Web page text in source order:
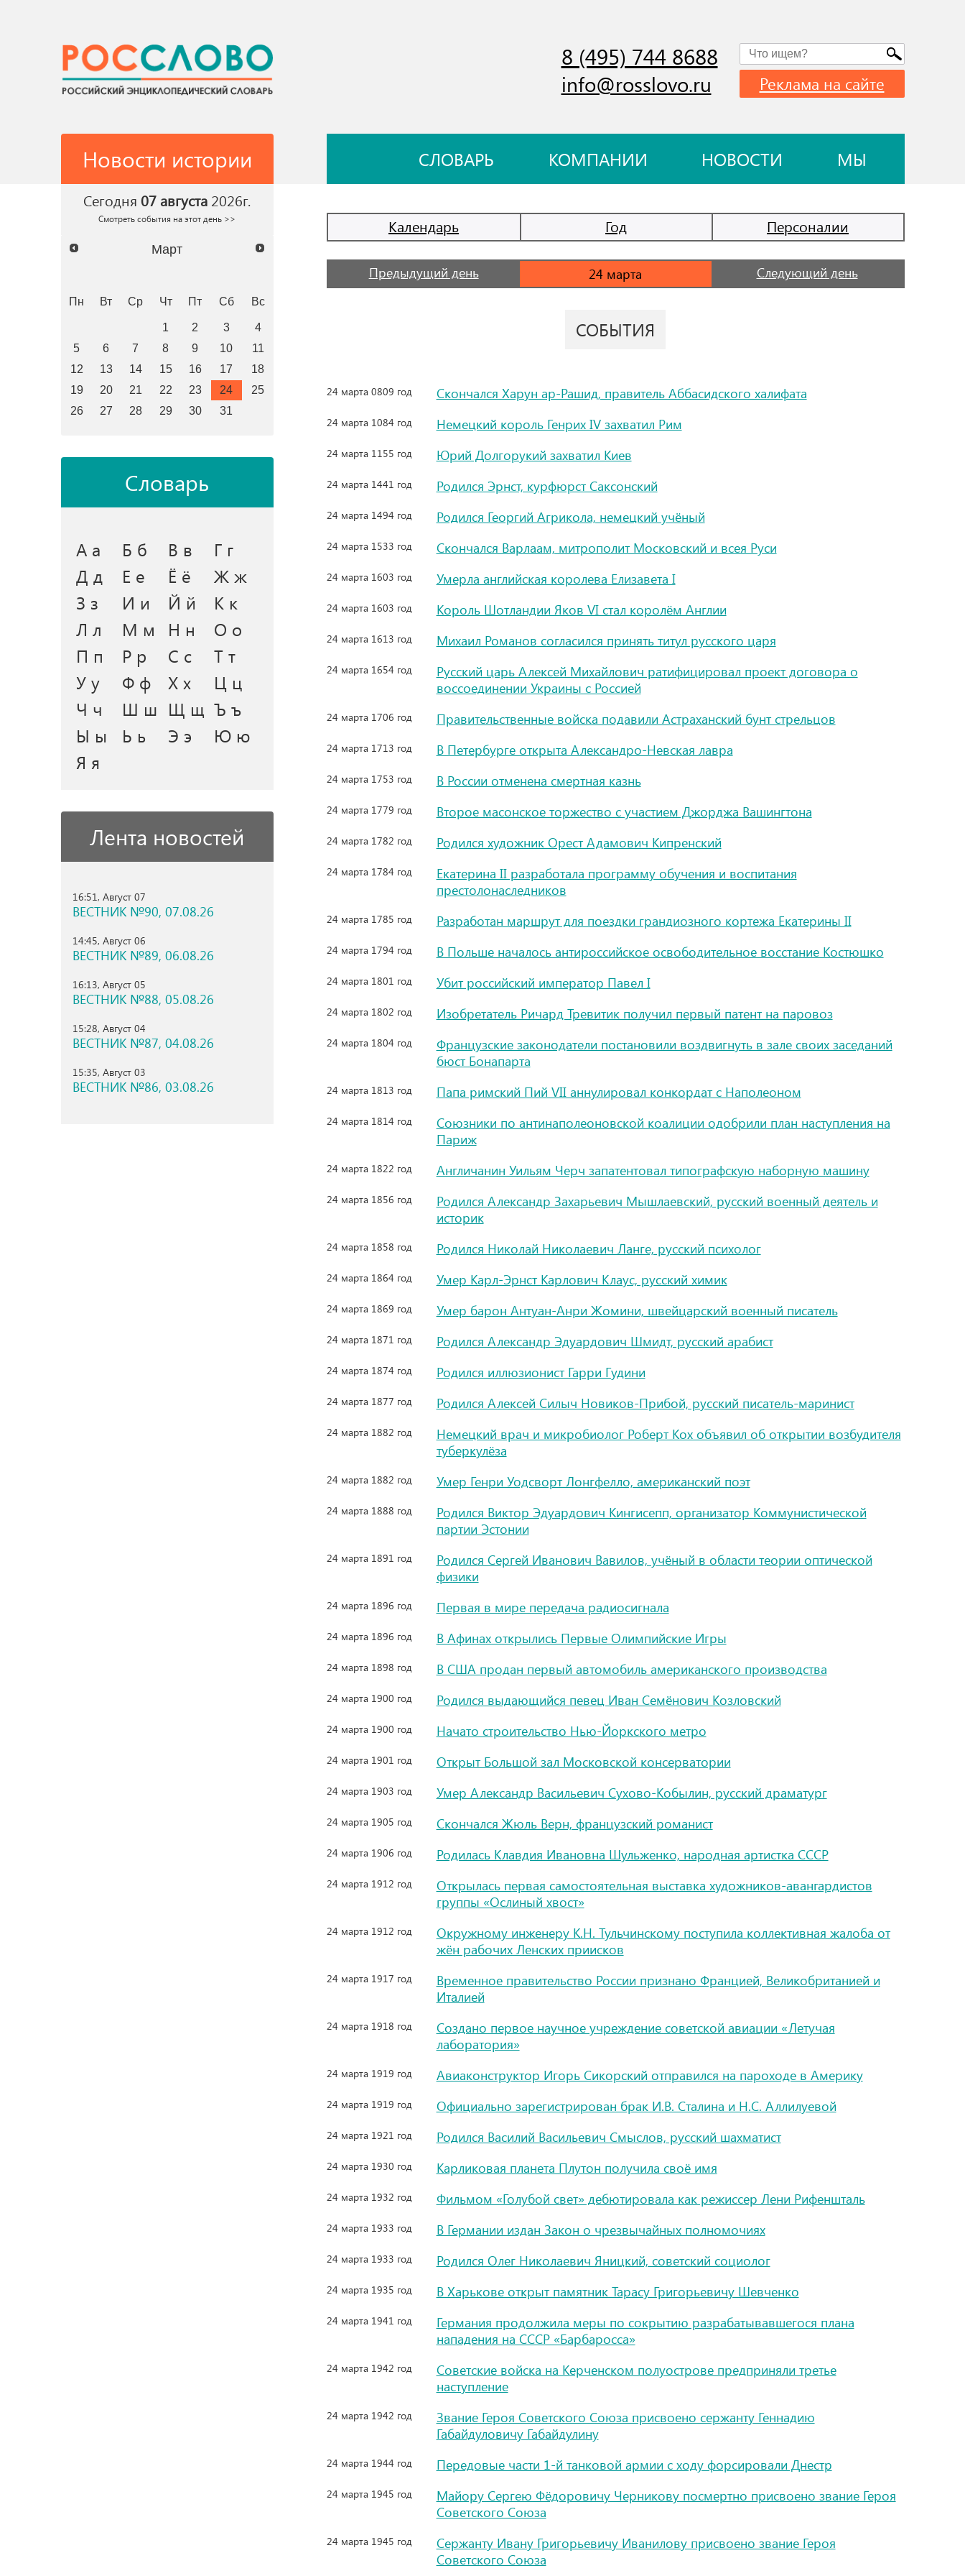
8 (495) 744 8688
info@rosslovo.ru Реклама на сайте
Новости истории СЛОВАРЬ КОМПАНИИ НОВОСТИ МЫ
Сегодня 07 августа 2026г.
Смотреть события на этот день >>
Март
Пн Вт Ср Чт Пт Сб Вс
1 2 3
4
5
6 7 8 9 10
11
12
13 14 15 16 17
18
19
20 21 22 23 24
25
26
27 28 29 30 31
Словарь
А а Б б В в
Г г
Д д
Е е Ё ё
Ж ж
З з
И и Й й
К к
Л л
М м Н н
О о
П п
Р р С с
Т т
У у
Ф ф Х х
Ц ц
Ч ч
Ш ш Щ щ Ъ ъ
Ы ы
Ь ь Э э
Ю ю
Я я
Лента новостей
16:51, Август 07
ВЕСТНИК №90, 07.08.26
14:45, Август 06
ВЕСТНИК №89, 06.08.26
16:13, Август 05
ВЕСТНИК №88, 05.08.26
15:28, Август 04
ВЕСТНИК №87, 04.08.26
15:35, Август 03
ВЕСТНИК №86, 03.08.26
Календарь Год Персоналии
Предыдущий день Следующий день
СОБЫТИЯ
24 марта 0809 год Скончался Харун ар-Рашид, правитель Аббасидского халифата
24 марта 1084 год Немецкий король Генрих IV захватил Рим
24 марта 1155 год Юрий Долгорукий захватил Киев
24 марта 1441 год Родился Эрнст, курфюрст Саксонский
24 марта 1494 год Родился Георгий Агрикола, немецкий учёный
24 марта 1533 год Скончался Варлаам, митрополит Московский и всея Руси
24 марта 1603 год Умерла английская королева Елизавета I
24 марта 1603 год Король Шотландии Яков VI стал королём Англии
24 марта 1613 год Михаил Романов согласился принять титул русского царя
24 марта 1654 год
Русский царь Алексей Михайлович ратифицировал проект договора о
воссоединении Украины с Россией
24 марта 1706 год Правительственные войска подавили Астраханский бунт стрельцов
24 марта 1713 год В Петербурге открыта Александро-Невская лавра
24 марта 1753 год В России отменена смертная казнь
24 марта 1779 год Второе масонское торжество с участием Джорджа Вашингтона
24 марта 1782 год Родился художник Орест Адамович Кипренский
24 марта 1784 год
Екатерина II разработала программу обучения и воспитания
престолонаследников
24 марта 1785 год Разработан маршрут для поездки грандиозного кортежа Екатерины II
24 марта 1794 год В Польше началось антироссийское освободительное восстание Костюшко
24 марта 1801 год Убит российский император Павел I
24 марта 1802 год Изобретатель Ричард Тревитик получил первый патент на паровоз
24 марта 1804 год
Французские законодатели постановили воздвигнуть в зале своих заседаний
бюст Бонапарта
24 марта 1813 год Папа римский Пий VII аннулировал конкордат с Наполеоном
24 марта 1814 год
Союзники по антинаполеоновской коалиции одобрили план наступления на
Париж
24 марта 1822 год Англичанин Уильям Черч запатентовал типографскую наборную машину
24 марта 1856 год
Родился Александр Захарьевич Мышлаевский, русский военный деятель и
историк
24 марта 1858 год Родился Николай Николаевич Ланге, русский психолог
24 марта 1864 год Умер Карл-Эрнст Карлович Клаус, русский химик
24 марта 1869 год Умер барон Антуан-Анри Жомини, швейцарский военный писатель
24 марта 1871 год Родился Александр Эдуардович Шмидт, русский арабист
24 марта 1874 год Родился иллюзионист Гарри Гудини
24 марта 1877 год Родился Алексей Силыч Новиков-Прибой, русский писатель-маринист
24 марта 1882 год
Немецкий врач и микробиолог Роберт Кох объявил об открытии возбудителя
туберкулёза
24 марта 1882 год Умер Генри Уодсворт Лонгфелло, американский поэт
24 марта 1888 год
Родился Виктор Эдуардович Кингисепп, организатор Коммунистической
партии Эстонии
24 марта 1891 год
Родился Сергей Иванович Вавилов, учёный в области теории оптической
физики
24 марта 1896 год Первая в мире передача радиосигнала
24 марта 1896 год В Афинах открылись Первые Олимпийские Игры
24 марта 1898 год В США продан первый автомобиль американского производства
24 марта 1900 год Родился выдающийся певец Иван Семёнович Козловский
24 марта 1900 год Начато строительство Нью-Йоркского метро
24 марта 1901 год Открыт Большой зал Московской консерватории
24 марта 1903 год Умер Александр Васильевич Сухово-Кобылин, русский драматург
24 марта 1905 год Скончался Жюль Верн, французский романист
24 марта 1906 год Родилась Клавдия Ивановна Шульженко, народная артистка СССР
24 марта 1912 год
Открылась первая самостоятельная выставка художников-авангардистов
группы «Ослиный хвост»
24 марта 1912 год
Окружному инженеру К.Н. Тульчинскому поступила коллективная жалоба от
жён рабочих Ленских приисков
24 марта 1917 год
Временное правительство России признано Францией, Великобританией и
Италией
24 марта 1918 год
Создано первое научное учреждение советской авиации «Летучая
лаборатория»
24 марта 1919 год Авиаконструктор Игорь Сикорский отправился на пароходе в Америку
24 марта 1919 год Официально зарегистрирован брак И.В. Сталина и Н.С. Аллилуевой
24 марта 1921 год Родился Василий Васильевич Смыслов, русский шахматист
24 марта 1930 год Карликовая планета Плутон получила своё имя
24 марта 1932 год Фильмом «Голубой свет» дебютировала как режиссер Лени Рифеншталь
24 марта 1933 год В Германии издан Закон о чрезвычайных полномочиях
24 марта 1933 год Родился Олег Николаевич Яницкий, советский социолог
24 марта 1935 год В Харькове открыт памятник Тарасу Григорьевичу Шевченко
24 марта 1941 год
Германия продолжила меры по сокрытию разрабатывавшегося плана
нападения на СССР «Барбаросса»
24 марта 1942 год
Советские войска на Керченском полуострове предприняли третье
наступление
24 марта 1942 год
Звание Героя Советского Союза присвоено сержанту Геннадию
Габайдуловичу Габайдулину
24 марта 1944 год Передовые части 1-й танковой армии с ходу форсировали Днестр
24 марта 1945 год
Майору Сергею Фёдоровичу Черникову посмертно присвоено звание Героя
Советского Союза
24 марта 1945 год
Сержанту Ивану Григорьевичу Иванилову присвоено звание Героя
Советского Союза